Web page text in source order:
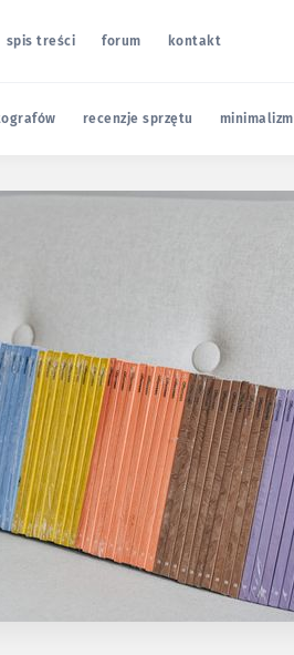
spis treści forum kontakt
recenzje sprzętu minimalizm